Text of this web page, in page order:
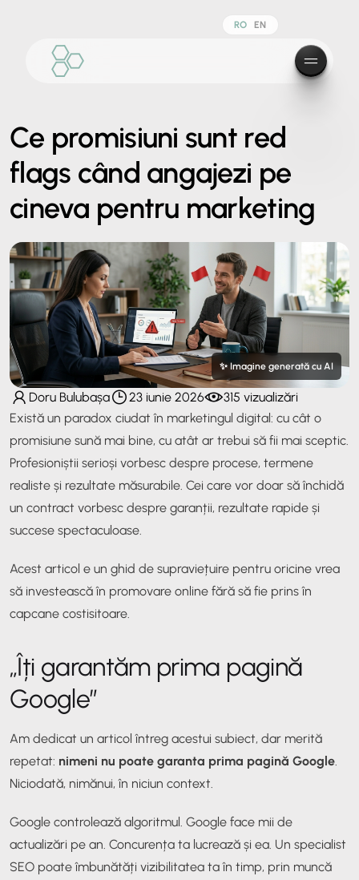
RO EN
Ce promisiuni sunt red
flags când angajezi pe
cineva pentru marketing
✨ Imagine generată cu AI
Doru Bulubașa 23 iunie 2026
315 vizualizări
Există un paradox ciudat în marketingul digital: cu cât o
promisiune sună mai bine, cu atât ar trebui să fii mai sceptic.
Profesioniștii serioși vorbesc despre procese, termene
realiste și rezultate măsurabile. Cei care vor doar să închidă
un contract vorbesc despre garanții, rezultate rapide și
succese spectaculoase.
Acest articol e un ghid de supraviețuire pentru oricine vrea
să investească în promovare online fără să fie prins în
capcane costisitoare.
„Îți garantăm prima pagină
Google”
Am dedicat un articol întreg acestui subiect, dar merită
repetat: nimeni nu poate garanta prima pagină Google
Niciodată, nimănui, în niciun context.
Google controlează algoritmul. Google face mii de
actualizări pe an. Concurența ta lucrează și ea. Un specialist
SEO poate îmbunătăți vizibilitatea ta în timp, prin muncă